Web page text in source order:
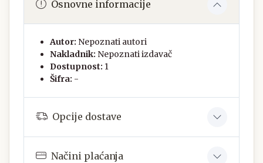
Osnovne informacije
Autor: Nepoznati autori
Nakladnik: Nepoznati izdavač
Dostupnost: 1
Šifra: -
Opcije dostave
Načini plaćanja